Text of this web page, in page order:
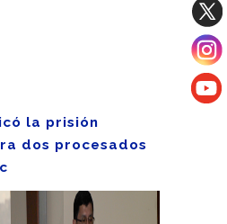
la prisión
dos procesados